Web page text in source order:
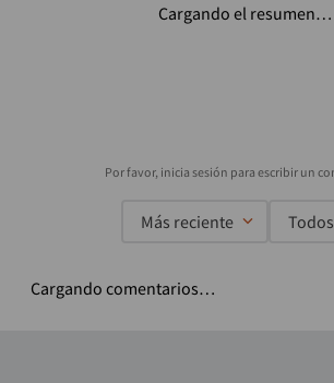
Cargando el resumen…
Más reciente Todos
Cargando comentarios…